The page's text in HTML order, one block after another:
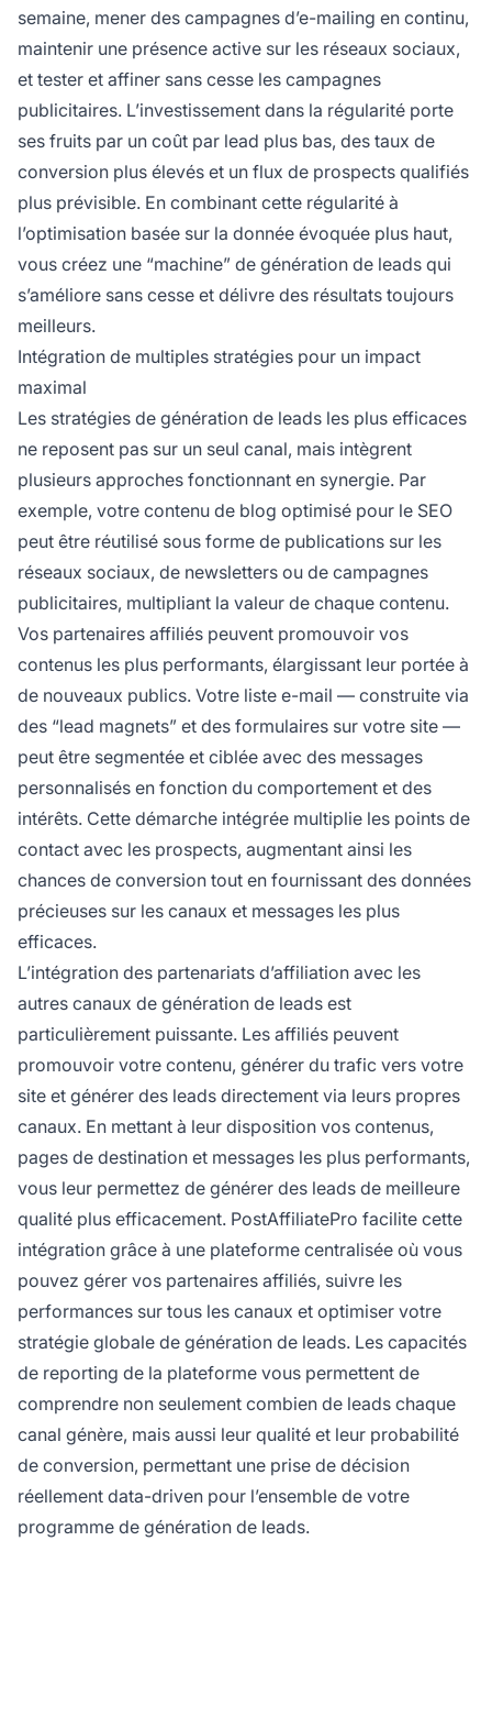
semaine, mener des campagnes d’e-mailing en continu,
maintenir une présence active sur les réseaux sociaux,
et tester et affiner sans cesse les campagnes
publicitaires. L’investissement dans la régularité porte
ses fruits par un coût par lead plus bas, des taux de
conversion plus élevés et un flux de prospects qualifiés
plus prévisible. En combinant cette régularité à
l’optimisation basée sur la donnée évoquée plus haut,
vous créez une “machine” de génération de leads qui
s’améliore sans cesse et délivre des résultats toujours
meilleurs.
Intégration de multiples stratégies pour un impact
maximal
Les stratégies de génération de leads les plus efficaces
ne reposent pas sur un seul canal, mais intègrent
plusieurs approches fonctionnant en synergie. Par
exemple, votre contenu de blog optimisé pour le SEO
peut être réutilisé sous forme de publications sur les
réseaux sociaux, de newsletters ou de campagnes
publicitaires, multipliant la valeur de chaque contenu.
Vos partenaires affiliés peuvent promouvoir vos
contenus les plus performants, élargissant leur portée à
de nouveaux publics. Votre liste e-mail — construite via
des “lead magnets” et des formulaires sur votre site —
peut être segmentée et ciblée avec des messages
personnalisés en fonction du comportement et des
intérêts. Cette démarche intégrée multiplie les points de
contact avec les prospects, augmentant ainsi les
chances de conversion tout en fournissant des données
précieuses sur les canaux et messages les plus
efficaces.
L’intégration des partenariats d’affiliation avec les
autres canaux de génération de leads est
particulièrement puissante. Les affiliés peuvent
promouvoir votre contenu, générer du trafic vers votre
site et générer des leads directement via leurs propres
canaux. En mettant à leur disposition vos contenus,
pages de destination et messages les plus performants,
vous leur permettez de générer des leads de meilleure
qualité plus efficacement. PostAffiliatePro facilite cette
intégration grâce à une plateforme centralisée où vous
pouvez gérer vos partenaires affiliés, suivre les
performances sur tous les canaux et optimiser votre
stratégie globale de génération de leads. Les capacités
de reporting de la plateforme vous permettent de
comprendre non seulement combien de leads chaque
canal génère, mais aussi leur qualité et leur probabilité
de conversion, permettant une prise de décision
réellement data-driven pour l’ensemble de votre
programme de génération de leads.